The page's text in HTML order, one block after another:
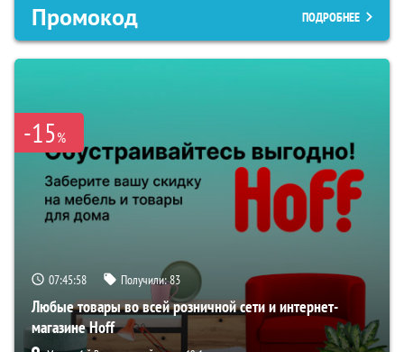
Промокод ПОДРОБНЕЕ
-15%
07:45:57 Получили:83
Любые товары во всей розничной сети и интернет-
магазине Hoff